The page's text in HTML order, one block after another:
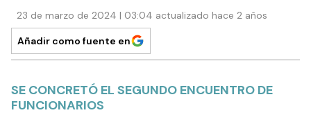
23 de marzo de 2024 | 03:04 actualizado hace 2 años
Añadir como fuente en
SE CONCRETÓ EL SEGUNDO ENCUENTRO DE
FUNCIONARIOS